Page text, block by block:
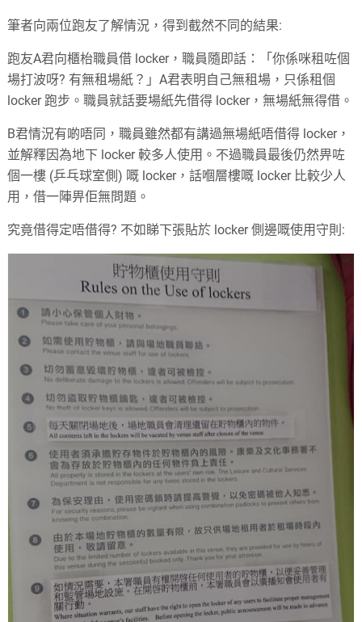
筆者向兩位跑友了解情況，得到截然不同的結果:
跑友A君向櫃枱職員借 locker，職員隨即話：「你係咪租咗個
場打波呀? 有無租場紙？」A君表明自己無租場，只係租個
locker 跑步。職員就話要場紙先借得 locker，無場紙無得借。
B君情況有啲唔同，職員雖然都有講過無場紙唔借得 locker，
並解釋因為地下 locker 較多人使用。不過職員最後仍然畀咗
個一樓 (乒乓球室側) 嘅 locker，話嗰層樓嘅 locker 比較少人
用，借一陣畀佢無問題。
究竟借得定唔借得? 不如睇下張貼於 locker 側邊嘅使用守則: